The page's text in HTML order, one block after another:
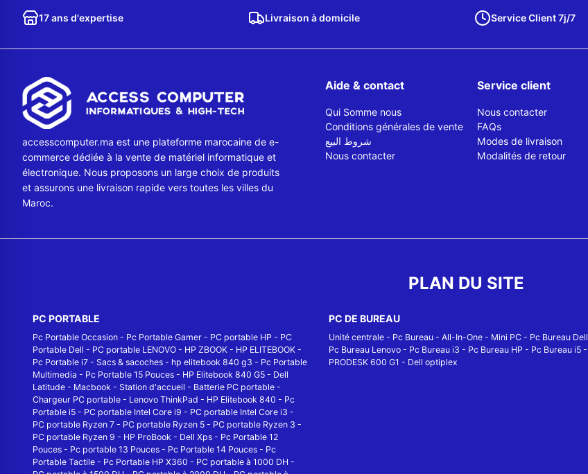
17 ans d'expertise Livraison à domicile Service Client 7j/7
accesscomputer.ma est une plateforme marocaine de e-
commerce dédiée à la vente de matériel informatique et
électronique. Nous proposons un large choix de produits
et assurons une livraison rapide vers toutes les villes du
Maroc.
Aide & contact
Qui Somme nous
Conditions générales de vente
شروط البيع
Nous contacter
Service client
Nous contacter
FAQs
Modes de livraison
Modalités de retour
PLAN DU SITE
PC PORTABLE
Pc Portable Occasion - Pc Portable Gamer - PC portable HP - PC
Portable Dell - PC portable LENOVO - HP ZBOOK - HP ELITEBOOK -
Pc Portable i7 - Sacs & sacoches - hp elitebook 840 g3 - Pc Portable
Multimedia - Pc Portable 15 Pouces - HP Elitebook 840 G5 - Dell
Latitude - Macbook - Station d'accueil - Batterie PC portable -
Chargeur PC portable - Lenovo ThinkPad - HP Elitebook 840 - Pc
Portable i5 - PC portable Intel Core i9 - PC portable Intel Core i3 -
PC portable Ryzen 7 - PC portable Ryzen 5 - PC portable Ryzen 3 -
PC portable Ryzen 9 - HP ProBook - Dell Xps - Pc Portable 12
Pouces - Pc portable 13 Pouces - Pc Portable 14 Pouces - Pc
Portable Tactile - Pc Portable HP X360 - PC portable à 1000 DH -
PC DE BUREAU
Unité centrale- Pc Bureau- All-In-One- Mini PC- Pc Bureau Dell
Pc Bureau Lenovo- Pc Bureau i3 - Pc Bureau HP - Pc Bureau i5-
PRODESK 600 G1 - Dell optiplex